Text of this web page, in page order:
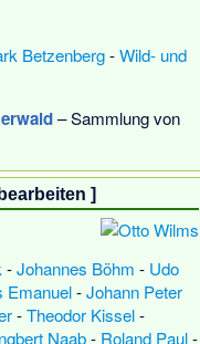
Betzenberg-Wild- und
– Sammlung von
bearbeiten ]
-Johannes Böhm - Udo
Emanuel-Johann Peter
-Theodor Kissel-
Naab- Roland Paul-